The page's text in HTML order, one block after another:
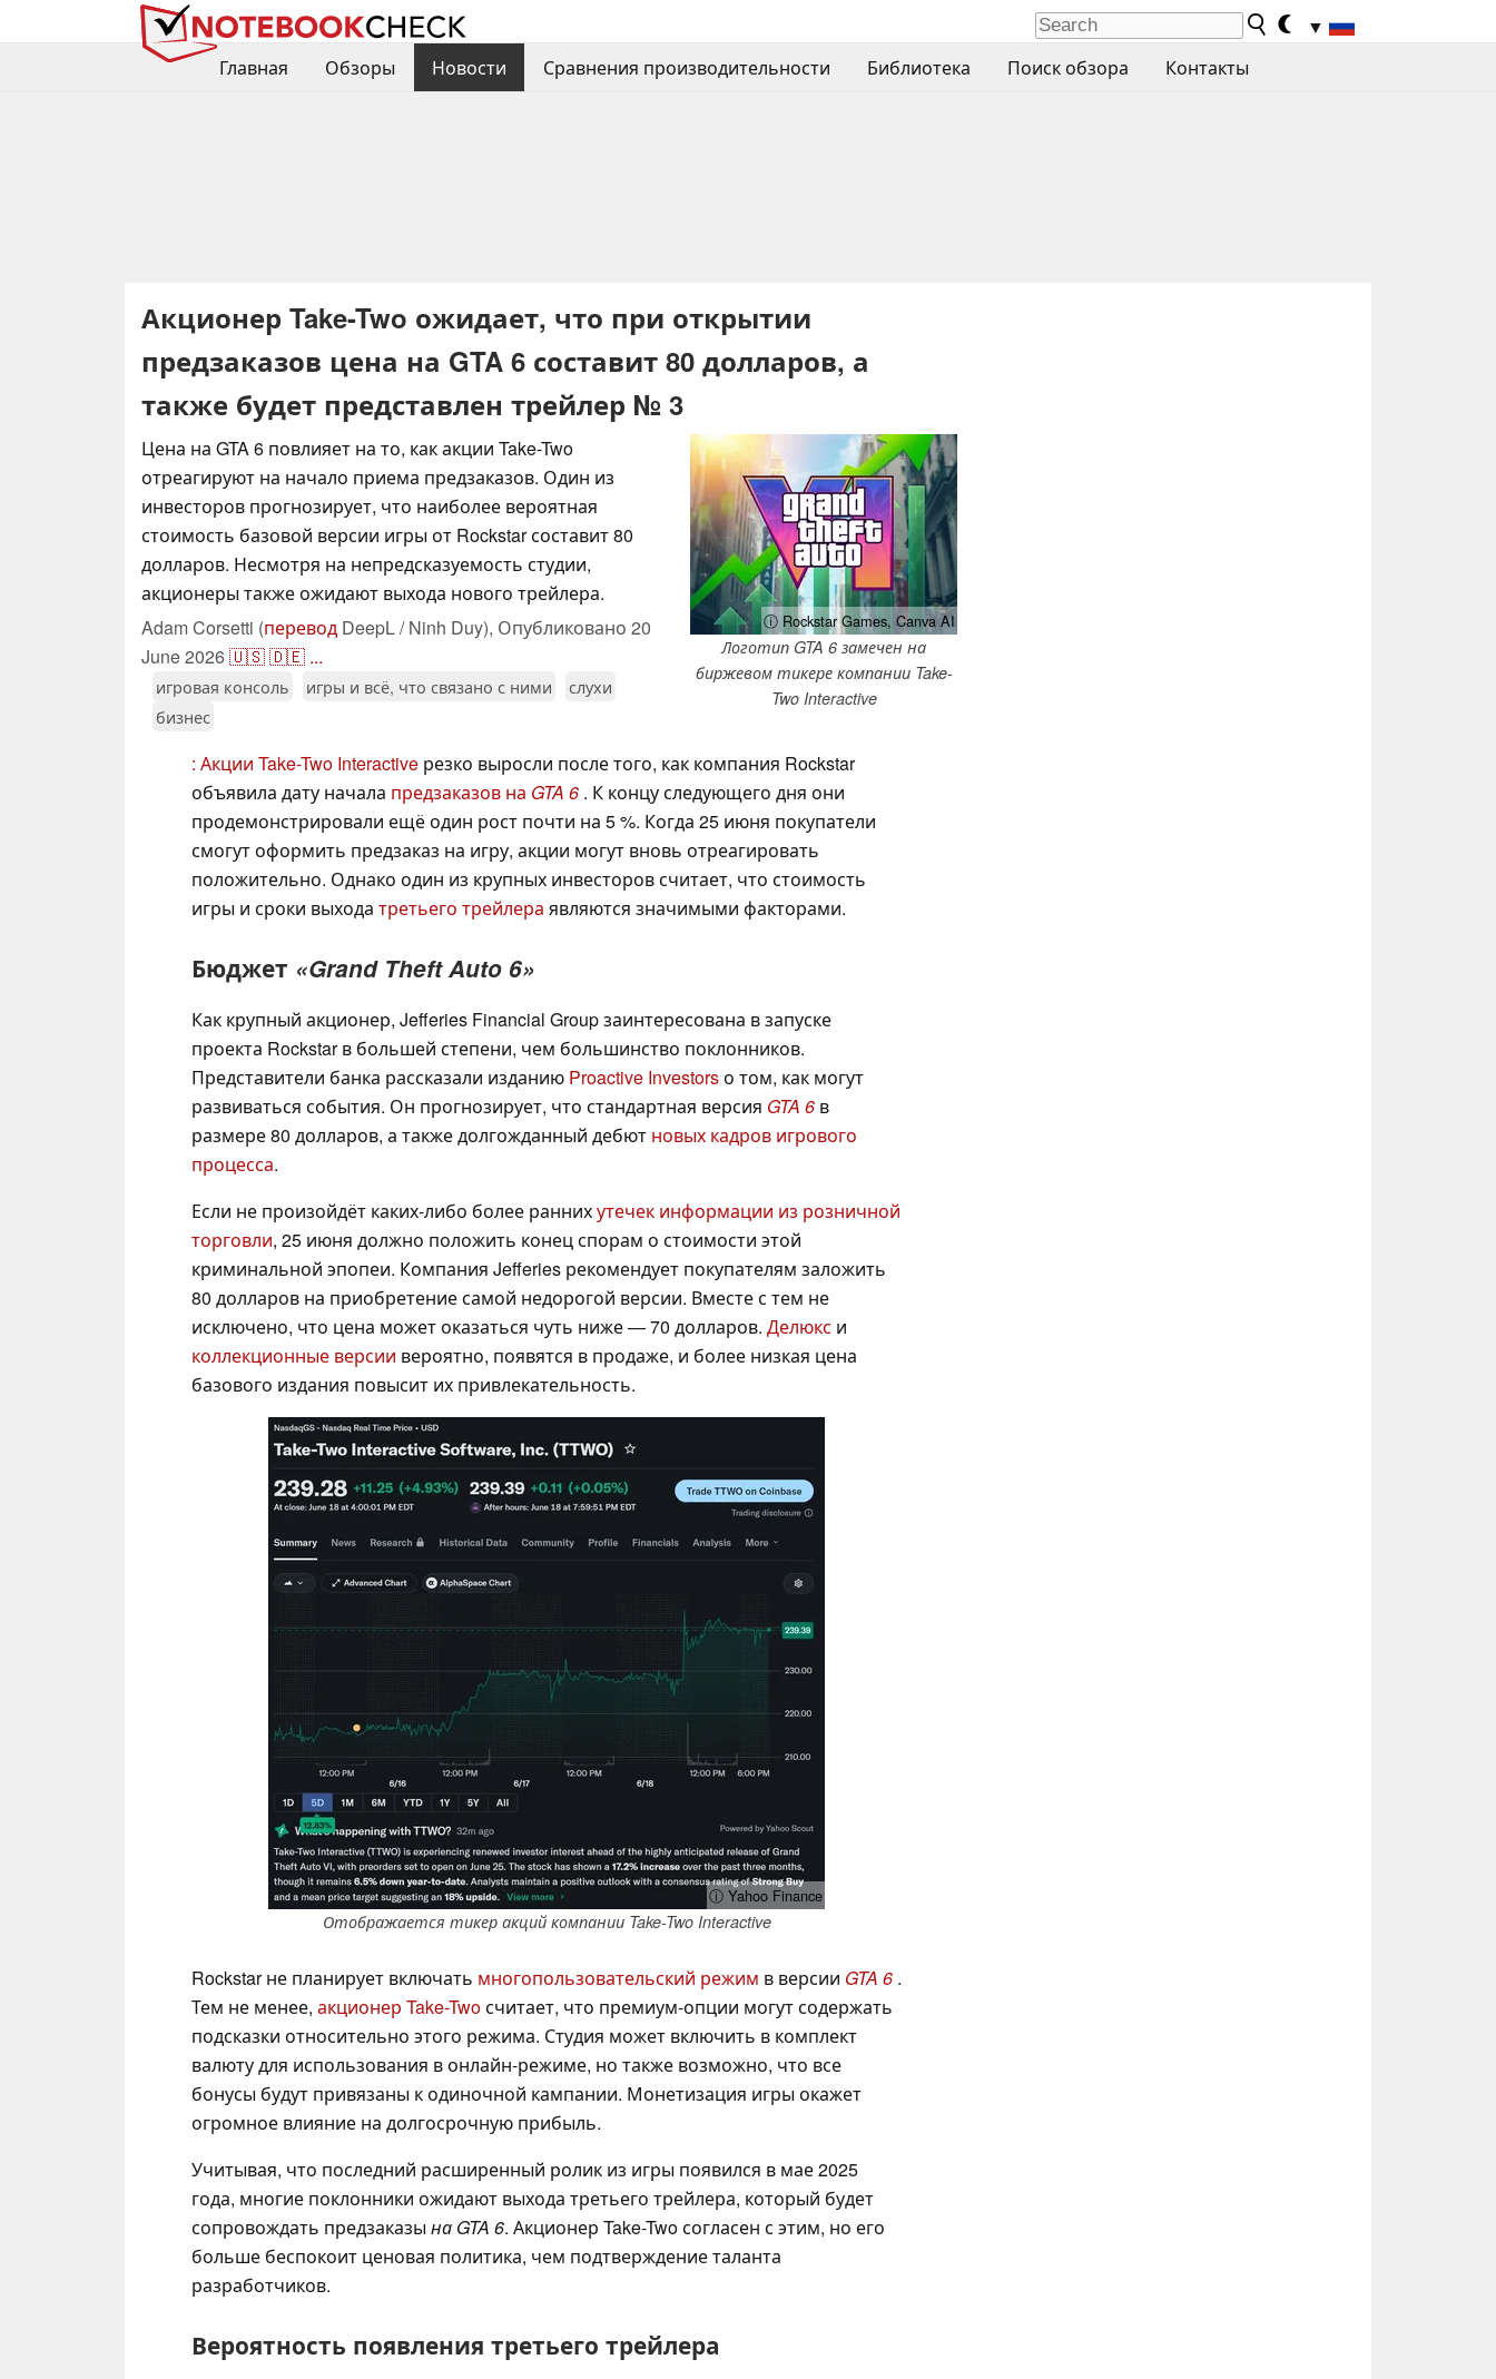
▼
Главная
Обзоры Новости Сравнения производительности Библиотека Поиск обзора Контакты
Акционер Take-Two ожидает, что при открытии
предзаказов цена на GTA 6 составит 80 долларов, а
также будет представлен трейлер № 3
ⓘ Rockstar Games, Canva AI
Логотип GTA 6 замечен на
биржевом тикере компании Take-
Two Interactive
Цена на GTA 6 повлияет на то, как акции Take-Two
отреагируют на начало приема предзаказов. Один из
инвесторов прогнозирует, что наиболее вероятная
стоимость базовой версии игры от Rockstar составит 80
долларов. Несмотря на непредсказуемость студии,
акционеры также ожидают выхода нового трейлера.
Adam Corsetti (перевод DeepL / Ninh Duy), Опубликовано 20
June 2026🇺🇸🇩🇪 ...
игровая консоль игры и всё, что связано с ними
слухи
бизнес
: Акции Take-Two Interactive резко выросли после того, как компания Rockstar
объявила дату начала предзаказов на GTA 6 . К концу следующего дня они
продемонстрировали ещё один рост почти на 5 %. Когда 25 июня покупатели
смогут оформить предзаказ на игру, акции могут вновь отреагировать
положительно. Однако один из крупных инвесторов считает, что стоимость
игры и сроки выхода третьего трейлера являются значимыми факторами.
Бюджет «Grand Theft Auto 6»
Как крупный акционер, Jefferies Financial Group заинтересована в запуске
проекта Rockstar в большей степени, чем большинство поклонников.
Представители банка рассказали изданию Proactive Investorsо том, как могут
развиваться события. Он прогнозирует, что стандартная версия GTA 6 в
размере 80 долларов, а также долгожданный дебют новых кадров игрового
процесса.
Если не произойдёт каких-либо более раннихутечек информации из розничной
торговли, 25 июня должно положить конец спорам о стоимости этой
криминальной эпопеи. Компания Jefferies рекомендует покупателям заложить
80 долларов на приобретение самой недорогой версии. Вместе с тем не
исключено, что цена может оказаться чуть ниже — 70 долларов. Делюкс и
коллекционные версии вероятно, появятся в продаже, и более низкая цена
базового издания повысит их привлекательность.
ⓘ Yahoo Finance
Отображается тикер акций компании Take-Two Interactive
Rockstar не планирует включать многопользовательский режим в версии GTA 6 .
Тем не менее, акционер Take-Twoсчитает, что премиум-опции могут содержать
подсказки относительно этого режима. Студия может включить в комплект
валюту для использования в онлайн-режиме, но также возможно, что все
бонусы будут привязаны к одиночной кампании. Монетизация игры окажет
огромное влияние на долгосрочную прибыль.
Учитывая, что последний расширенный ролик из игры появился в мае 2025
года, многие поклонники ожидают выхода третьего трейлера, который будет
сопровождать предзаказы на GTA 6. Акционер Take-Two согласен с этим, но его
больше беспокоит ценовая политика, чем подтверждение таланта
разработчиков.
Вероятность появления третьего трейлера